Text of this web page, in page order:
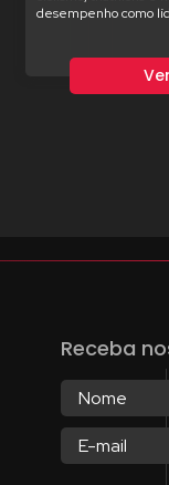
desempenho como
Ver
Receba